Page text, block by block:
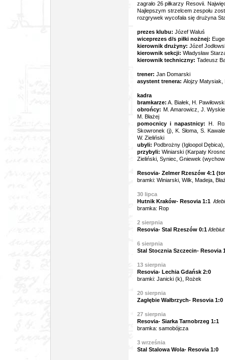
zagrało 26 piłkarzy Resovii.
Najlepszym strzelcem zespołu
rozgrywek wycofała się drużyna
prezes klubu: Józef Waluś
wiceprezes d/s piłki nożnej:
kierownik drużyny: Józef
kierownik sekcji: Władysław
kierownik techniczny: Tadeusz
trener: Jan Domarski
asystent trenera: Alojzy
kadra
bramkarze: A. Białek, H.
obrońcy: M. Amarowicz, J.
M. Błażej
pomocnicy i napastnicy: H.
Skowronek (j), K. Słoma, S.
W. Zieliński
ubyli: Podbrożny (Igloopol Dębica)
przybyli: Winiarski (Karpaty
Zieliński, Syniec, Gniewek
Resovia- Zelmer Rzeszów 4:1
bramki: Winiarski, Wilk, Madeja,
30 lipca
Hutnik Kraków- Resovia 1:1 /
bramka: Rop
2 sierpnia
Resovia- Stal Rzeszów 0:1 /
6 sierpnia
Stal Stocznia Szczecin- Resovia
13 sierpnia
Resovia- Lechia Gdańsk 2:0
bramki: Janicki (k), Rożek
20 sierpnia
Zagłębie Wałbrzych- Resovia 1:0
27 sierpnia
Resovia- Siarka Tarnobrzeg 1:1
bramka: samobójcza
3 września
Stal Stalowa Wola- Resovia 1:0